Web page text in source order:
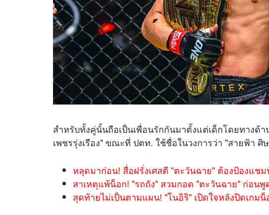
สำหรับทั้งคู่นั้นถือเป็นเพื่อนรักกันมาตั้งแต่เด็กโดยทางด้
เพชรรุ่งเรือง" ขณะที่ ปตท. ใช้ชื่อในวงการว่า "สายฟ้า ศิษ
หลุดมาก่อน! สื่อฝรั่งเศสตี "ตะวันฉาย" ต้องป้องแช
สาเหตุแพ้น็อก! "รถถัง" สวมกอด "ตะวันฉาย" ก่อน
สุดท้ายไม่เป็นตามแผน! "โนอิริ" เปิดใจหลังปิดเกม